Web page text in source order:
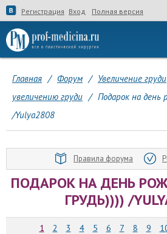
Регистрация Вход Полная версия
Главная / Форум / Увеличение груди
увеличению груди / Подарок на день
/Yulya2808
Правила форума
ПОДАРОК НА ДЕНЬ
ГРУДЬ)))) /
1 2 3 4 5 6 7 8 9